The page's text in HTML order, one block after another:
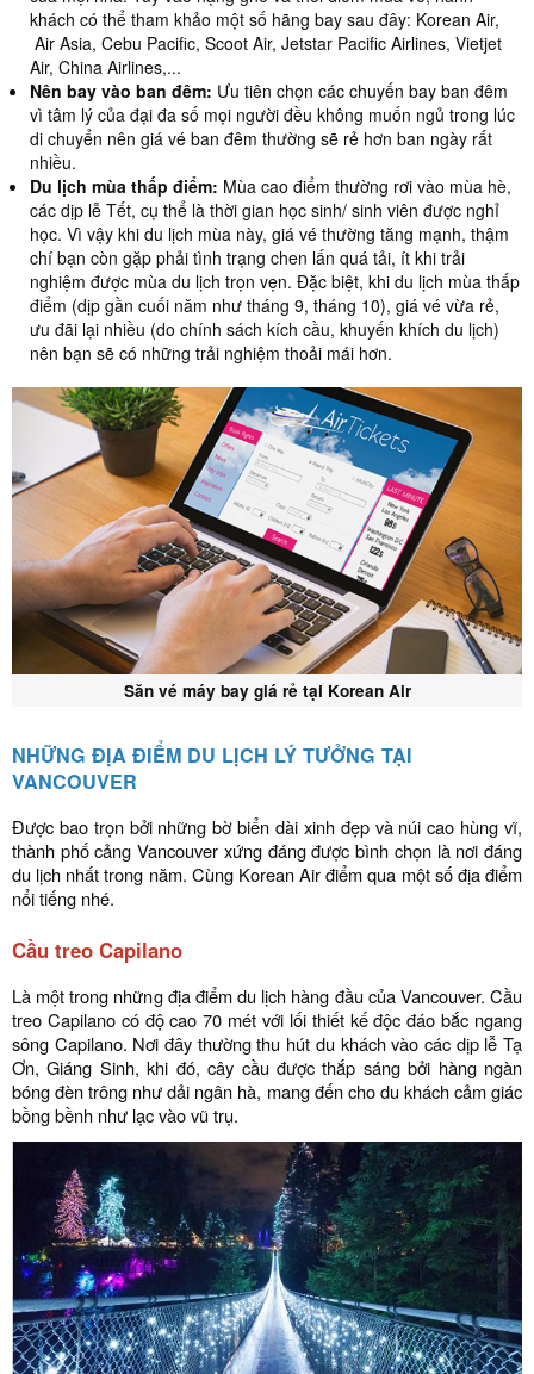
khách có thể tham khảo một số hãng bay sau đây: Korean Air,
Air Asia, Cebu Pacific, Scoot Air, Jetstar Pacific Airlines, Vietjet
Air, China Airlines,...
Nên bay vào ban đêm: Ưu tiên chọn các chuyến bay ban đêm
vì tâm lý của đại đa số mọi người đều không muốn ngủ trong lúc
di chuyển nên giá vé ban đêm thường sẽ rẻ hơn ban ngày rất
nhiều.
Du lịch mùa thấp điểm: Mùa cao điểm thường rơi vào mùa hè,
các dịp lễ Tết, cụ thể là thời gian học sinh/ sinh viên được nghỉ
học. Vì vậy khi du lịch mùa này, giá vé thường tăng mạnh, thậm
chí bạn còn gặp phải tình trạng chen lấn quá tải, ít khi trải
nghiệm được mùa du lịch trọn vẹn. Đặc biệt, khi du lịch mùa thấp
điểm (dịp gần cuối năm như tháng 9, tháng 10), giá vé vừa rẻ,
ưu đãi lại nhiều (do chính sách kích cầu, khuyến khích du lịch)
nên bạn sẽ có những trải nghiệm thoải mái hơn.
Săn vé máy bay giá rẻ tại Korean Air
NHỮNG ĐỊA ĐIỂM DU LỊCH LÝ TƯỞNG TẠI
VANCOUVER
Được bao trọn bởi những bờ biển dài xinh đẹp và núi cao hùng vĩ,
thành phố cảng Vancouver xứng đáng được bình chọn là nơi đáng
du lịch nhất trong năm. Cùng Korean Air điểm qua một số địa điểm
nổi tiếng nhé.
Cầu treo Capilano
Là một trong những địa điểm du lịch hàng đầu của Vancouver. Cầu
treo Capilano có độ cao 70 mét với lối thiết kế độc đáo bắc ngang
sông Capilano. Nơi đây thường thu hút du khách vào các dịp lễ Tạ
Ơn, Giáng Sinh, khi đó, cây cầu được thắp sáng bởi hàng ngàn
bóng đèn trông như dải ngân hà, mang đến cho du khách cảm giác
bồng bềnh như lạc vào vũ trụ.